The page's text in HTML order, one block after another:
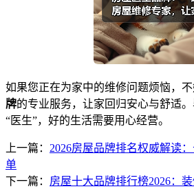
如果您正在为家中的维修问题烦恼，
牌的专业服务，让家回归安心与舒适
“医生”，好的生活需要用心经营。
上一篇： 2026房屋品牌排名权威解读
单
下一篇： 房屋十大品牌排行榜2026：